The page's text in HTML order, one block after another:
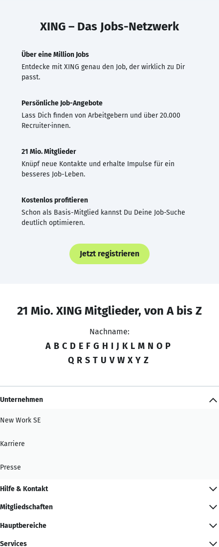
XING – Das Jobs-Netzwerk
Über eine Million Jobs
Entdecke mit XING genau den Job, der wirklich zu Dir
passt.
Persönliche Job-Angebote
Lass Dich finden von Arbeitgebern und über 20.000
Recruiter·innen.
21 Mio. Mitglieder
Knüpf neue Kontakte und erhalte Impulse für ein
besseres Job-Leben.
Kostenlos profitieren
Schon als Basis-Mitglied kannst Du Deine Job-Suche
deutlich optimieren.
Jetzt registrieren
21 Mio. XING Mitglieder, von A bis Z
Nachname:
A B C D E F G H I J K L M N O P
Q R S T U V W X Y Z
Unternehmen
New Work SE
Karriere
Presse
Hilfe & Kontakt
Mitgliedschaften
Hauptbereiche
Services